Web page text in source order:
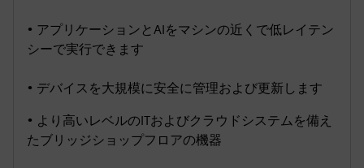
• アプリケーションとAIをマシンの近くで低レイテン
シーで実行できます
• デバイスを大規模に安全に管理および更新します
• より高いレベルのITおよびクラウドシステムを備え
たブリッジショップフロアの機器